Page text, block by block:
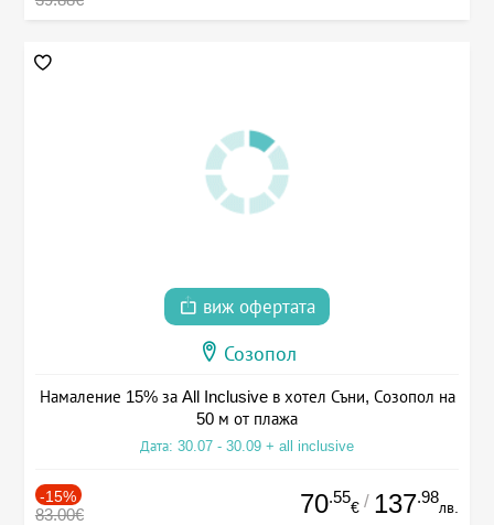
виж офертата
Созопол
Намаление 15% за All Inclusive в хотел Съни, Созопол на
50 м от плажа
Дата: 30.07 - 30.09 + all inclusive
-15%
83.00€ 70.55
€ / 137.98
лв.